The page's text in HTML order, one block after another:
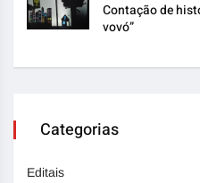
Contação de
vovó”
Categorias
Editais